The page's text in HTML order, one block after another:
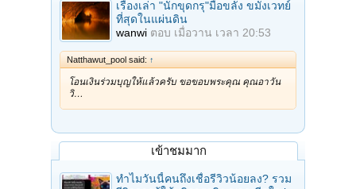
เรื่องเล่า "นักขุดกรุ"มือขลัง ขมังเวทย์
ที่สุดในแผ่นดิน
wanwi ตอบ เมื่อวาน เวลา 20:53
Natthawut_pool said: ↑
โอนเงินร่วมบุญให้แล้วครับ ขอขอบพระคุณ คุณอาวัน
วิ…
เข้าชมมาก
ทำไมวันนี้คนถึงเชื่อรีวิวน้อยลง? รวม